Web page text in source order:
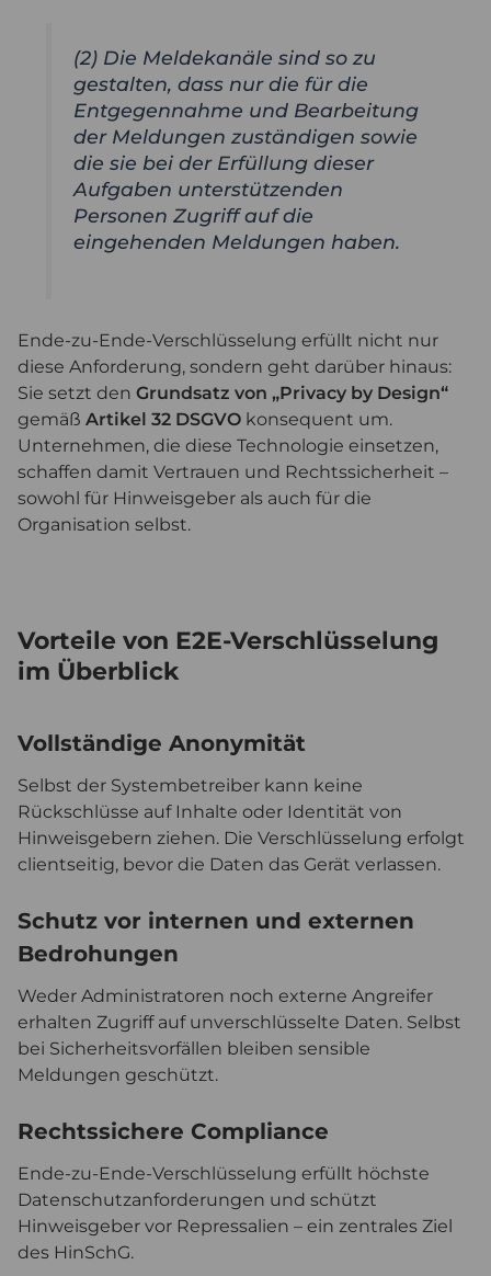
(2) Die Meldekanäle sind so zu
gestalten, dass nur die für die
Entgegennahme und Bearbeitung
der Meldungen zuständigen sowie
die sie bei der Erfüllung dieser
Aufgaben unterstützenden
Personen Zugriff auf die
eingehenden Meldungen haben.
Ende-zu-Ende-Verschlüsselung erfüllt nicht nur
diese Anforderung, sondern geht darüber hinaus:
Sie setzt den Grundsatz von „Privacy by Design“
gemäß Artikel 32 DSGVO konsequent um.
Unternehmen, die diese Technologie einsetzen,
schaffen damit Vertrauen und Rechtssicherheit –
sowohl für Hinweisgeber als auch für die
Organisation selbst.
Vorteile von E2E-Verschlüsselung
im Überblick
Vollständige Anonymität
Selbst der Systembetreiber kann keine
Rückschlüsse auf Inhalte oder Identität von
Hinweisgebern ziehen. Die Verschlüsselung erfolgt
clientseitig, bevor die Daten das Gerät verlassen.
Schutz vor internen und externen
Bedrohungen
Weder Administratoren noch externe Angreifer
erhalten Zugriff auf unverschlüsselte Daten. Selbst
bei Sicherheitsvorfällen bleiben sensible
Meldungen geschützt.
Rechtssichere Compliance
Ende-zu-Ende-Verschlüsselung erfüllt höchste
Datenschutzanforderungen und schützt
Hinweisgeber vor Repressalien – ein zentrales Ziel
des HinSchG.